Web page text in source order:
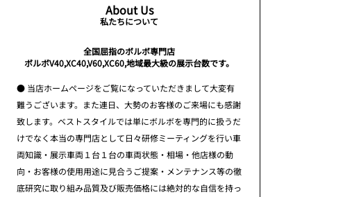
About Us
私たちについて
全国屈指のボルボ専門店
ボルボV40,XC40,V60,XC60,地域最大級の展示台数です。
● 当店ホームページをご覧になっていただきまして大変有
難うございます。また連日、大勢のお客様のご来場にも感謝
致します。ベストスタイルでは単にボルボを専門的に扱うだ
けでなく本当の専門店として日々研修ミーティングを行い車
両知識・展示車両１台１台の車両状態・相場・他店様の動
向・お客様の使用用途に見合うご提案・メンテナンス等の徹
底研究に取り組み品質及び販売価格には絶対的な自信を持っ